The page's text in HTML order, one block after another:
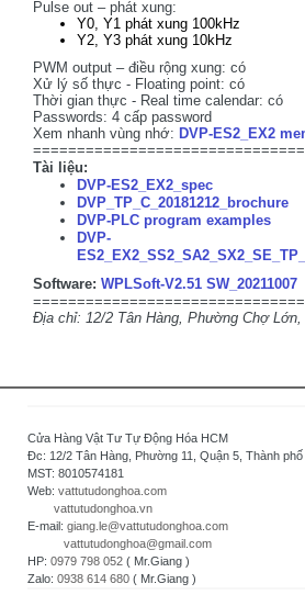
Pulse out – phát xung:
Y0, Y1 phát xung 100kHz
Y2, Y3 phát xung 10kHz
PWM output – điều rộng xung: có
Xử lý số thực - Floating point: có
Thời gian thực - Real time calendar: có
Passwords: 4 cấp password
Xem nhanh vùng nhớ: DVP-ES2_EX2
Tài liệu:
DVP-ES2_EX2_spec
DVP_TP_C_20181212_brochure
DVP-PLC program examples
DVP-
Software: WPLSoft-V2.51 SW_20211007
Địa chỉ: 12/2 Tân Hàng, Phường Chợ Lớn,
Cửa Hàng Vật Tư Tự Động Hóa HCM
Đc: 12/2 Tân Hàng, Phường 11, Quận 5, Thành
MST: 8010574181
Web: vattutudonghoa.com
vattutudonghoa.vn
E-mail: giang.le@vattutudonghoa.com
vattutudonghoa@gmail.com
HP: 0979 798 052 ( Mr.Giang )
Zalo: 0938 614 680 ( Mr.Giang )